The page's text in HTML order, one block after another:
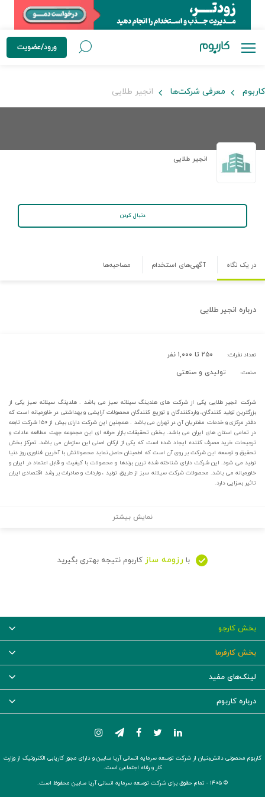
ورود/عضویت
کاربوم معرفی شرکت‌ها انجیر طلایی
انجیر طلایی
دنبال کردن
در یک نگاه آگهی‌های استخدام مصاحبه‌ها
درباره انجیر طلایی
تعداد نفرات: ۲۵۰ تا ۱,۰۰۰ نفر
صنعت: تولیدی و صنعتی
شرکت انجیر طلایی یکی از شرکت های هلدینگ سیلانه سبز می باشد . هلدینگ سیلانه سبز یکی از
بزرگترین تولید کنندگان، واردکنندگان و توزیع کنندگان محصولات آرایشی و بهداشتی در خاورمیانه است که
دفتر مرکزی و خدمات مشتریان آن در تهران می باشد . همچنین این شرکت دارای بیش از ۱۵۰ شرکت تابعه
در تمامی استان های ایران می باشد. بخش تحقیقات بازار حرفه ای این مجموعه جهت مطالعه عادات و
ترجیحات خرید مصرف کننده ایجاد شده است که یکی از ارکان اصلی این سازمان می باشد. تمرکز بخش
تحقیق و توسعه این شرکت بر روی آن است که اطمینان حاصل نماید محصولاتش با آخرین فناوری روز دنیا
تولید می شود. این شرکت دارای شناخته شده ترین برندها و محصولات با کیفیت و قابل اعتماد در ایران و
خاورمیانه می باشد. محصولات شرکت سیلانه سبز از طریق تولید ، واردات و صادرات بر رشد اقتصادی ایران
تاثیر بسزایی دارد.
نمایش بیشتر
با رزومه ساز کاربوم نتیجه بهتری بگیرید
بخش کارجو
بخش کارفرما
لینک‌های مفید
درباره کاربوم
کاربوم محصولی دانش‌بنیان از شرکت توسعه سرمایه انسانی آریا سابین و دارای مجوز کاریابی الکترونیک از وزارت
کار و رفاه اجتماعی است.
© ۱۴۰۵ -
تمام حقوق برای شرکت توسعه سرمایه انسانی آریا سابین محفوظ است.